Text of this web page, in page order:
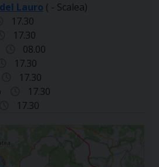
Lauro ( - Scalea)
17.30
17.30
08.00
17.30
17.30
17.30
17.30